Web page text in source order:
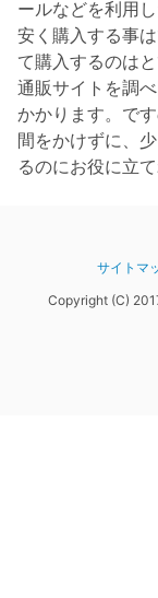
ールなどを利用
安く購入する事
て購入するのは
通販サイトを調
かかります。で
間をかけずに、
るのにお役に立
サイトマ
Copyright (C)